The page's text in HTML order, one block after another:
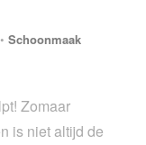
• Schoonmaak
Zomaar
is niet altijd de